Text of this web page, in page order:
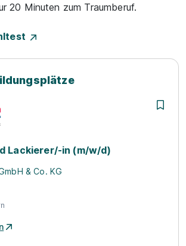
20 Minuten zum Traumberuf.
Lackierer/-in (m/w/d)
& Co. KG